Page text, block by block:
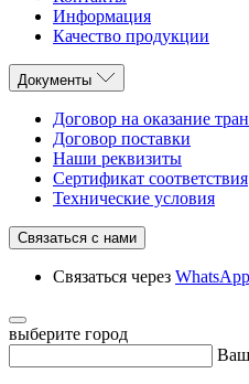
Информация
Качество продукции
Документы
Договор на оказание
Договор поставки
Наши реквизиты
Сертификат соответствия
Технические условия
Связаться с нами
Связаться через WhatsApp
выберите город
Ваш